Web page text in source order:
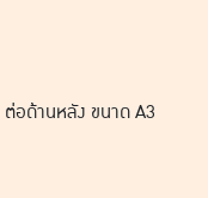
อด้านหลัง ขนาด A3